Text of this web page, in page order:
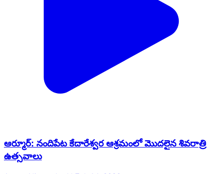
ఆర్మూర్: నందిపేట కేదారేశ్వర ఆశ్రమంలో మొదలైన శివరాత్రి
ఉత్సవాలు